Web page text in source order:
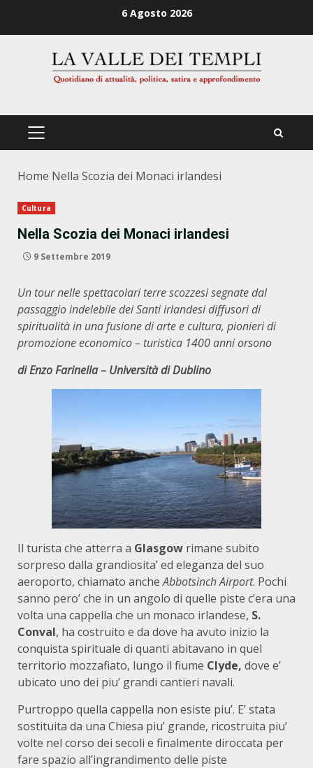
6 Agosto 2026
PRIMÄRES
Home Nella Scozia dei Monaci irlandesi
Cultura
Nella Scozia dei Monaci irlandesi
9 Settembre 2019
Un tour nelle spettacolari terre scozzesi segnate dal
passaggio indelebile dei Santi irlandesi diffusori di
spiritualità in una fusione di arte e cultura, pionieri di
promozione economico – turistica 1400 anni orsono
di Enzo Farinella – Università di Dublino
Il turista che atterra a Glasgow rimane subito
sorpreso dalla grandiosita’ ed eleganza del suo
aeroporto, chiamato ancheAbbotsinch Airport. Pochi
sanno pero’ che in un angolo di quelle piste c’era una
volta una cappella che un monaco irlandese, S.
Conval, ha costruito e da dove ha avuto inizio la
conquista spirituale di quanti abitavano in quel
territorio mozzafiato, lungo il fiume Clyde, dove e’
ubicato uno dei piu’ grandi cantieri navali.
Purtroppo quella cappella non esiste piu’. E’ stata
sostituita da una Chiesa piu’ grande, ricostruita piu’
volte nel corso dei secoli e finalmente diroccata per
fare spazio all’ingrandimento delle piste